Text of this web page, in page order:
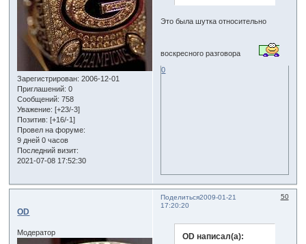
Зарегистрирован: 2006-12-01
Приглашений: 0
Сообщений: 758
Уважение: [+23/-3]
Позитив: [+16/-1]
Провел на форуме:
9 дней 0 часов
Последний визит:
2021-07-08 17:52:30
Это была шутка относительно
воскресного разговора
0
Поделиться 50
2009-01-21
17:20:20
OD
Модератор OD написал(а):